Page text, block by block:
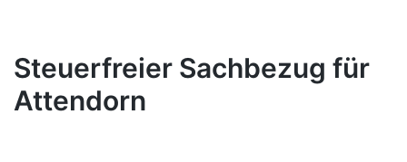
Steuerfreier Sachbezug für
Attendorn